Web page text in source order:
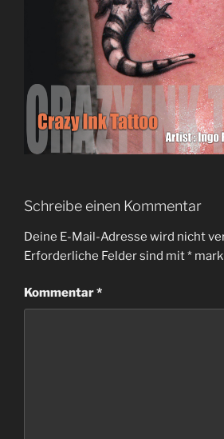
Schreibe einen Kommentar
Deine E-Mail-Adresse wird nicht
Erforderliche Felder sind mit*
Kommentar*